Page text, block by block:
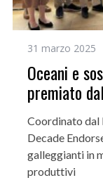
31 marzo 2025
Oceani e
premiato
Coordinato dal
Decade
galleggianti in
produttivi